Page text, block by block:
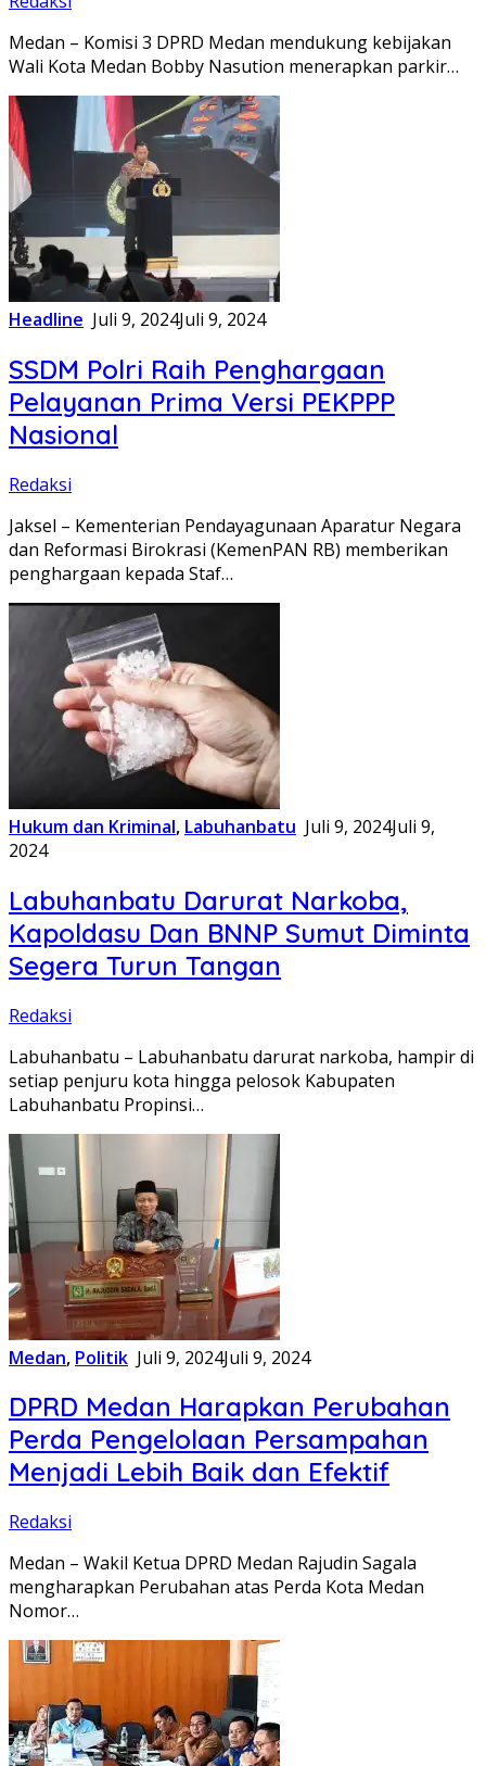
Medan – Komisi 3 DPRD Medan mendukung kebijakan
Wali Kota Medan Bobby Nasution menerapkan parkir…
Headline Juli 9, 2024Juli 9, 2024
SSDM Polri Raih Penghargaan
Pelayanan Prima Versi PEKPPP
Nasional
Redaksi
Jaksel – Kementerian Pendayagunaan Aparatur Negara
dan Reformasi Birokrasi (KemenPAN RB) memberikan
penghargaan kepada Staf…
Hukum dan Kriminal, Labuhanbatu Juli 9, 2024Juli 9,
2024
Labuhanbatu Darurat Narkoba,
Kapoldasu Dan BNNP Sumut Diminta
Segera Turun Tangan
Redaksi
Labuhanbatu – Labuhanbatu darurat narkoba, hampir di
setiap penjuru kota hingga pelosok Kabupaten
Labuhanbatu Propinsi…
Medan, Politik Juli 9, 2024Juli 9, 2024
DPRD Medan Harapkan Perubahan
Perda Pengelolaan Persampahan
Menjadi Lebih Baik dan Efektif
Redaksi
Medan – Wakil Ketua DPRD Medan Rajudin Sagala
mengharapkan Perubahan atas Perda Kota Medan
Nomor…